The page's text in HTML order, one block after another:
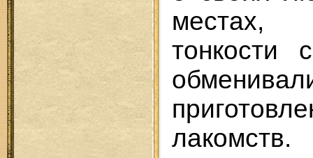
тонкости
лакомств.